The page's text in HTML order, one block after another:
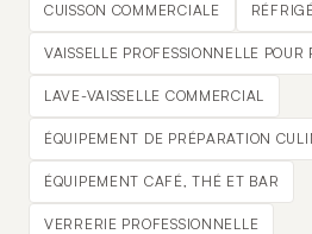
CUISSON COMMERCIALE
VAISSELLE PROFESSIONNELLE POUR
LAVE-VAISSELLE COMMERCIAL
ÉQUIPEMENT DE PRÉPARATION
ÉQUIPEMENT CAFÉ, THÉ ET BAR
VERRERIE PROFESSIONNELLE